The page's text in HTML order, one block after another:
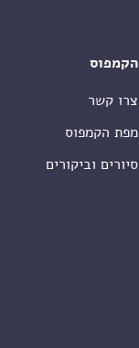
הקמפוס
צרו קשר
מפת הקמפוס
סיורים וביקורים